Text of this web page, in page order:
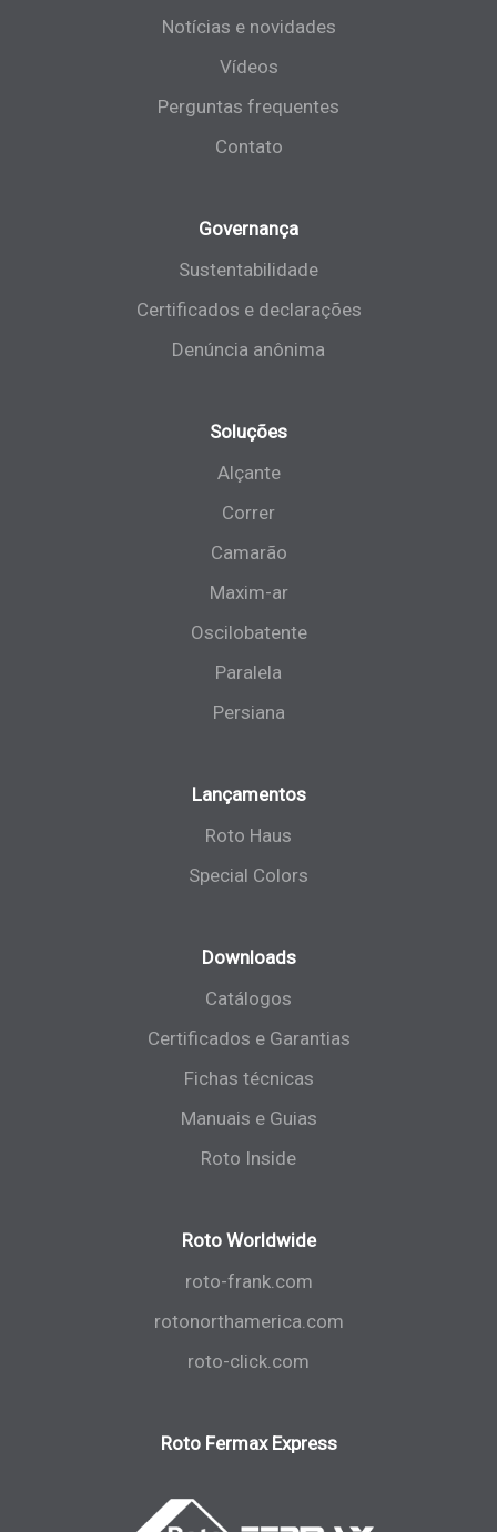
Notícias e novidades
Vídeos
Perguntas frequentes
Contato
Governança
Sustentabilidade
Certificados e declarações
Denúncia anônima
Soluções
Alçante
Correr
Camarão
Maxim-ar
Oscilobatente
Paralela
Persiana
Lançamentos
Roto Haus
Special Colors
Downloads
Catálogos
Certificados e Garantias
Fichas técnicas
Manuais e Guias
Roto Inside
Roto Worldwide
roto-frank.com
rotonorthamerica.com
roto-click.com
Roto Fermax Express